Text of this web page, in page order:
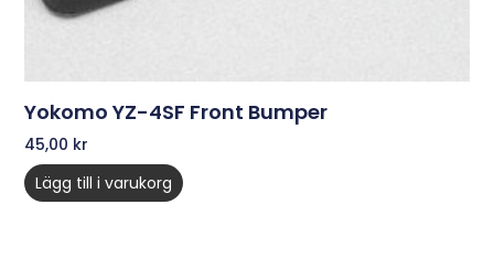
Yokomo YZ-4SF Front Bumper
45,00 kr
Lägg till i varukorg